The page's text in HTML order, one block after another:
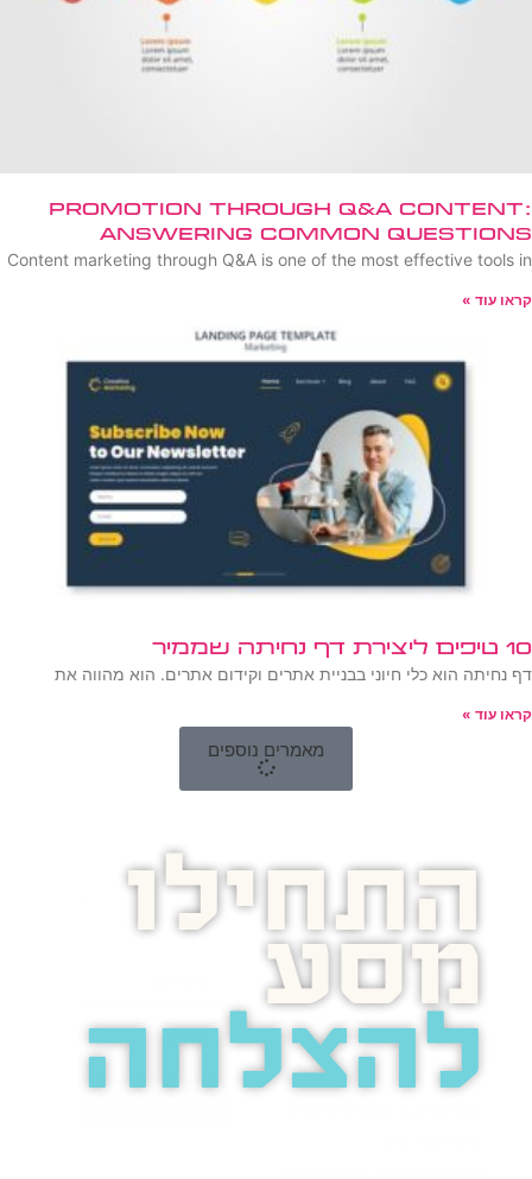
Promotion Through Q&A Content:
Answering Common Questions
Content marketing through Q&A is one of the most effective tools in
קראו עוד »
10 טיפים ליצירת דף נחיתה שממיר
דף נחיתה הוא כלי חיוני בבניית אתרים וקידום אתרים. הוא מהווה את
קראו עוד »
מאמרים נוספים
התחילו
מסע
להצלחה
בואו נדבר